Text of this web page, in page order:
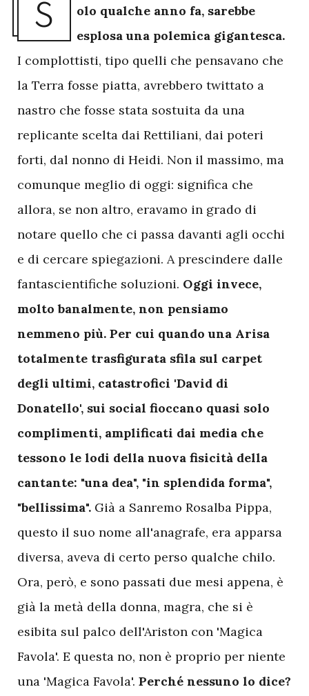
S
olo qualche anno fa, sarebbe
esplosa una polemica gigantesca.
I complottisti, tipo quelli che pensavano che
la Terra fosse piatta, avrebbero twittato a
nastro che fosse stata sostuita da una
replicante scelta dai Rettiliani, dai poteri
forti, dal nonno di Heidi. Non il massimo, ma
comunque meglio di oggi: significa che
allora, se non altro, eravamo in grado di
notare quello che ci passa davanti agli occhi
e di cercare spiegazioni. A prescindere dalle
fantascientifiche soluzioni. Oggi invece,
molto banalmente, non pensiamo
nemmeno più. Per cui quando una Arisa
totalmente trasfigurata sfila sul carpet
degli ultimi, catastrofici 'David di
Donatello', sui social fioccano quasi solo
complimenti, amplificati dai media che
tessono le lodi della nuova fisicità della
cantante: "una dea", "in splendida forma",
"bellissima". Già a Sanremo Rosalba Pippa,
questo il suo nome all'anagrafe, era apparsa
diversa, aveva di certo perso qualche chilo.
Ora, però, e sono passati due mesi appena, è
già la metà della donna, magra, che si è
esibita sul palco dell'Ariston con 'Magica
Favola'. E questa no, non è proprio per niente
una 'Magica Favola'. Perché nessuno lo dice?